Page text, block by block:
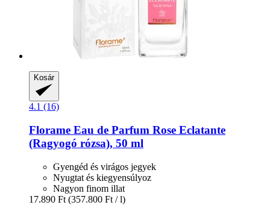
Kosár
4.1 (16)
Florame Eau de Parfum Rose Eclatante
(Ragyogó rózsa), 50 ml
Gyengéd és virágos jegyek
Nyugtat és kiegyensúlyoz
Nagyon finom illat
17.890 Ft (357.800 Ft / l)